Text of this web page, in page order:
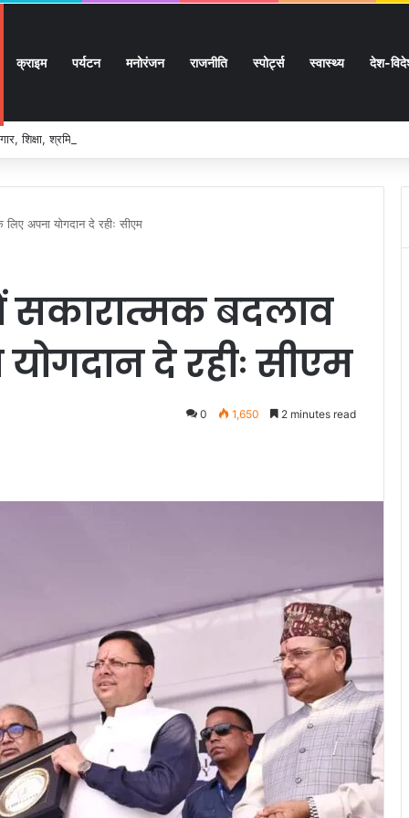
क्राइम पर्यटन मनोरंजन राजनीति स्पोर्ट्स स्वास्थ्य देश-
शिक्षा, श्रमिक हित और आधारभूत विकास को नई गति, राज्य कैबिनेट ने लिए ऐतिहासिक
अपना योगदान दे रहीः सीएम
सकारात्मक बदलाव
दे रहीः सीएम
0 1,650 2 minutes read